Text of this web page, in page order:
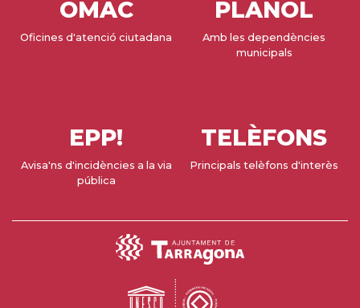
OMAC
Oficines d'atenció ciutadana
PLÀNOL
Amb les dependències
municipals
EPP!
Avisa'ns d'incidències a la via
pública
TELÈFONS
Principals telèfons d'interès